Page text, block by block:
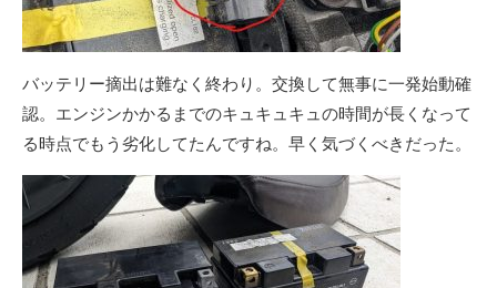
バッテリー摘出は難なく終わり。交換して無事に一発始動確
認。エンジンかかるまでのキュキュキュの時間が長くなって
る時点でもう劣化してたんですね。早く気づくべきだった。